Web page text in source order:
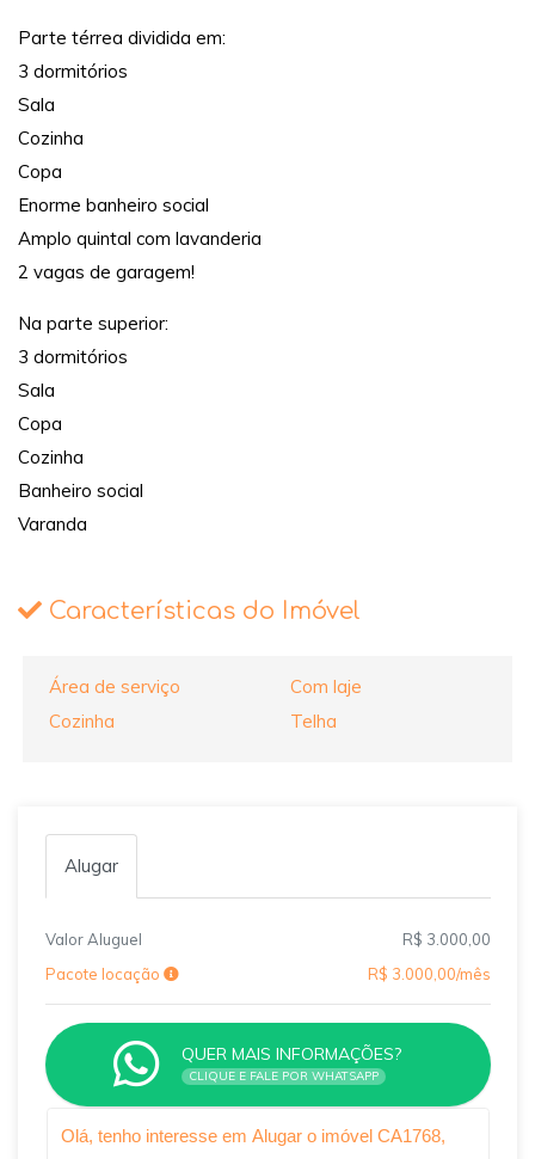
Parte térrea dividida em:
3 dormitórios
Sala
Cozinha
Copa
Enorme banheiro social
Amplo quintal com lavanderia
2 vagas de garagem!
Na parte superior:
3 dormitórios
Sala
Copa
Cozinha
Banheiro social
Varanda
Características do Imóvel
Área de serviço
Com laje
Cozinha
Telha
Alugar
Valor Aluguel
R$ 3.000,00
Pacote locação
R$ 3.000,00/mês
QUER MAIS INFORMAÇÕES?
CLIQUE E FALE POR WHATSAPP